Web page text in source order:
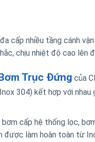
cấp nhiều tầng cánh
chịu nhiệt độ cao lên
Bơm Trục Đứng của
304) kết hợp với
cấp hệ thống lọc,
được làm hoàn toàn từ